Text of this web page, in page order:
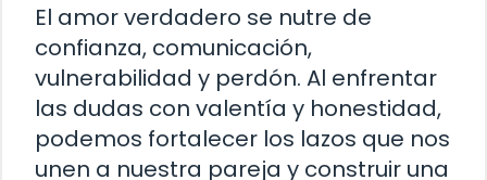
El amor verdadero se nutre de
confianza, comunicación,
vulnerabilidad y perdón. Al enfrentar
las dudas con valentía y honestidad,
podemos fortalecer los lazos que nos
unen a nuestra pareja y construir una